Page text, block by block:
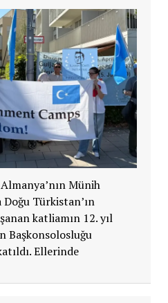
Münih
Türkistan’ın
katliamın 12. yıl
Başkonsolosluğu
Ellerinde